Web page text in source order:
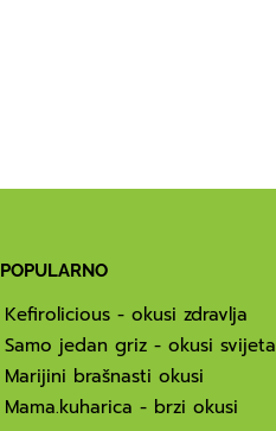
POPULARNO
Kefirolicious - okusi zdravlja
Samo jedan griz - okusi svijeta
Marijini brašnasti okusi
Mama.kuharica - brzi okusi